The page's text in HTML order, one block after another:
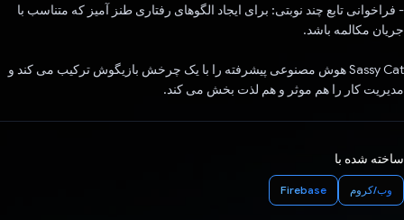
- فراخوانی تابع چند نوبتی: برای ایجاد الگوهای رفتاری طنز آمیز که متناسب با
جریان مکالمه باشد.
Sassy Cat هوش مصنوعی پیشرفته را با یک چرخش بازیگوش ترکیب می کند و
مدیریت کار را هم موثر و هم لذت بخش می کند.
ساخته شده با
وب/کروم Firebase